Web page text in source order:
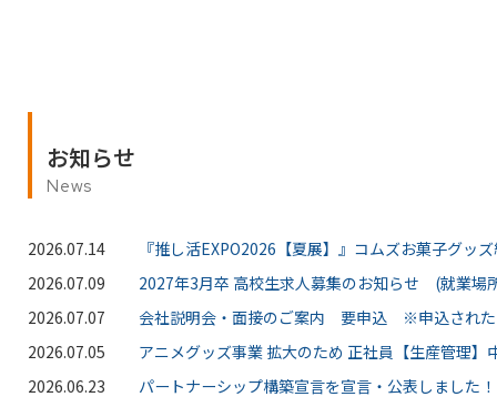
お知らせ
News
2026.07.14
『推し活EXPO2026【夏展】』コムズお菓子グッ
2026.07.09
2027年3月卒 高校生求人募集のお知らせ (就業場
2026.07.07
会社説明会・面接のご案内 要申込 ※申込された
2026.07.05
アニメグッズ事業 拡大のため 正社員【生産管理】
2026.06.23
パートナーシップ構築宣言を宣言・公表しました！